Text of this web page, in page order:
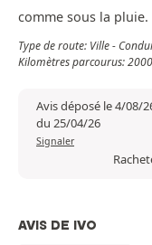
comme sous la pluie.
Type de route: Ville -
Kilomètres parcourus:
Avis déposé le 4/08/
du 25/04/26
Signaler
AVIS DE IVO